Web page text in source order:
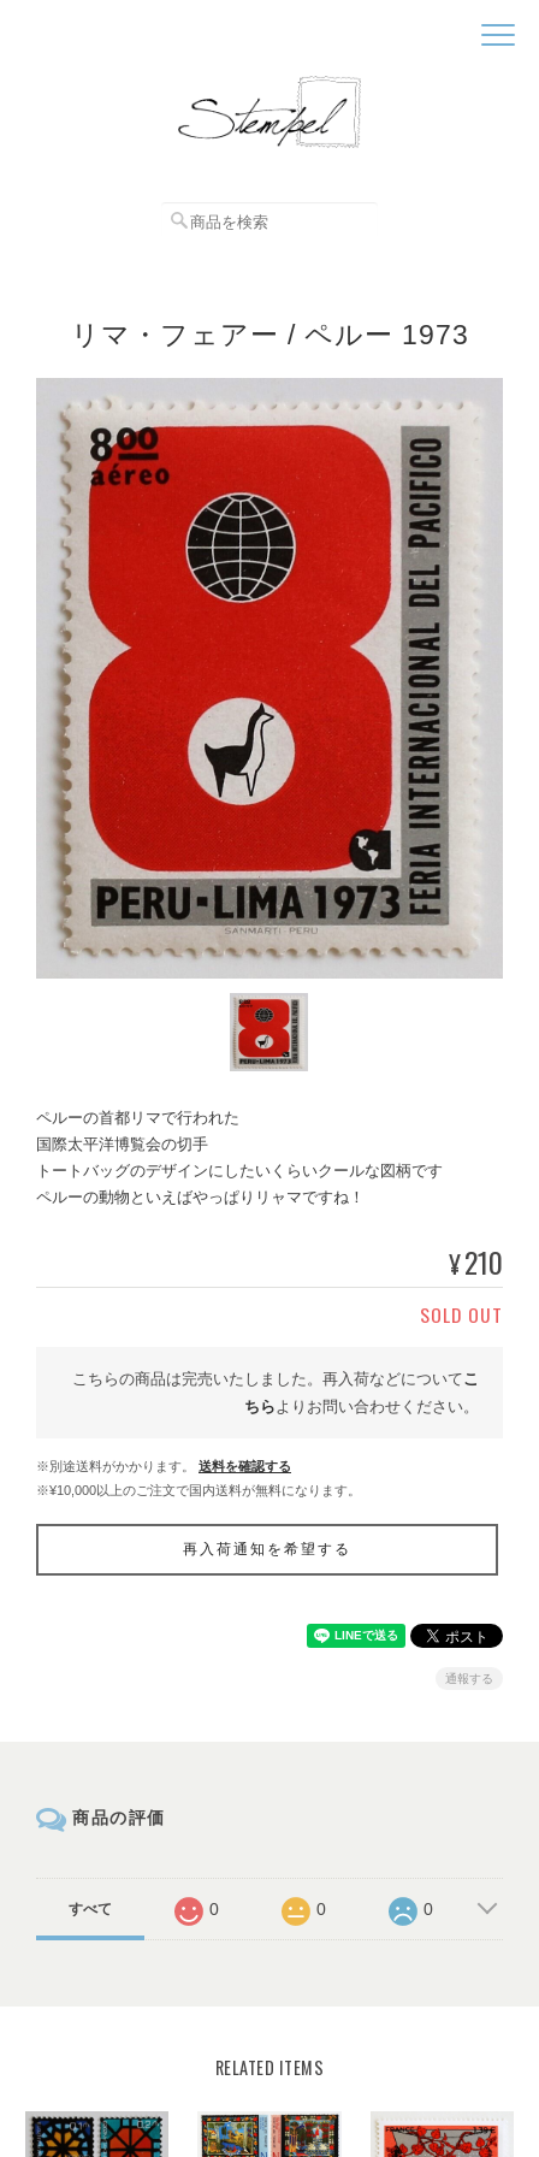
リマ・フェアー / ペルー 1973
ペルーの首都リマで行われた
国際太平洋博覧会の切手
トートバッグのデザインにしたいくらいクールな図柄です
ペルーの動物といえばやっぱりリャマですね！
¥210
SOLD OUT
こちらの商品は完売いたしました。再入荷などについてこ
ちら よりお問い合わせください。
※別途送料がかかります。
送料を確認する
※¥10,000以上のご注文で国内送料が無料になります。
再入荷通知を希望する
通報する
商品の評価
すべて 0 0 0
RELATED ITEMS